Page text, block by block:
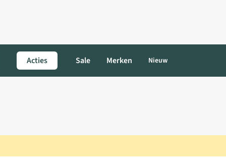
Acties Sale Merken Nieuw